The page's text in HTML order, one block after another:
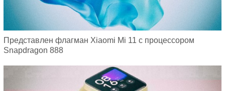
Представлен флагман Xiaomi Mi 11 с процессором
Snapdragon 888